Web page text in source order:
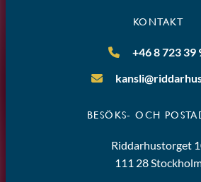
KONTAKT
+46 8 723 39
BESÖKS- OCH
Riddarhustorget
111 28